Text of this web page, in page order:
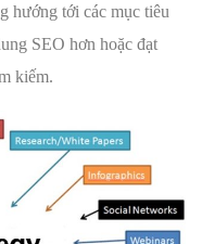
hướng tới các mục tiêu
SEO hơn hoặc đạt
kiếm.